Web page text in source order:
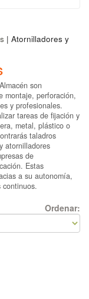
| Atornilladores y
son
montaje, perforación,
y profesionales.
tareas de fijación y
metal, plástico o
taladros
atornilladores
de
Estas
a su autonomía,
continuos.
Ordenar: